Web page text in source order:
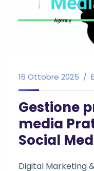
16 Ottobre 2025
Gestione
media
Social
Digital Marketing